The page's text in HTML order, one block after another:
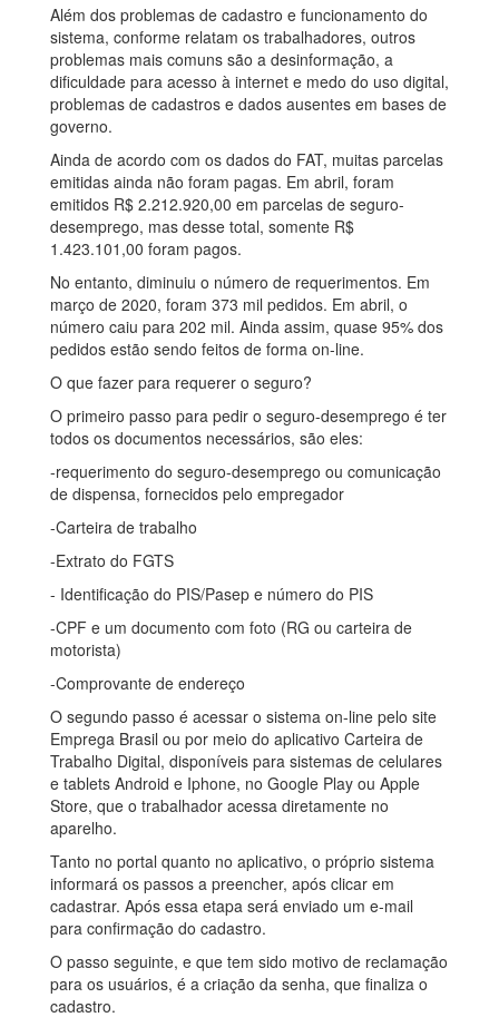
Além dos problemas de cadastro e funcionamento do
sistema, conforme relatam os trabalhadores, outros
problemas mais comuns são a desinformação, a
dificuldade para acesso à internet e medo do uso digital,
problemas de cadastros e dados ausentes em bases de
governo.
Ainda de acordo com os dados do FAT, muitas parcelas
emitidas ainda não foram pagas. Em abril, foram
emitidos R$ 2.212.920,00 em parcelas de seguro-
desemprego, mas desse total, somente R$
1.423.101,00 foram pagos.
No entanto, diminuiu o número de requerimentos. Em
março de 2020, foram 373 mil pedidos. Em abril, o
número caiu para 202 mil. Ainda assim, quase 95% dos
pedidos estão sendo feitos de forma on-line.
O que fazer para requerer o seguro?
O primeiro passo para pedir o seguro-desemprego é ter
todos os documentos necessários, são eles:
-requerimento do seguro-desemprego ou comunicação
de dispensa, fornecidos pelo empregador
-Carteira de trabalho
-Extrato do FGTS
- Identificação do PIS/Pasep e número do PIS
-CPF e um documento com foto (RG ou carteira de
motorista)
-Comprovante de endereço
O segundo passo é acessar o sistema on-line pelo site
Emprega Brasil ou por meio do aplicativo Carteira de
Trabalho Digital, disponíveis para sistemas de celulares
e tablets Android e Iphone, no Google Play ou Apple
Store, que o trabalhador acessa diretamente no
aparelho.
Tanto no portal quanto no aplicativo, o próprio sistema
informará os passos a preencher, após clicar em
cadastrar. Após essa etapa será enviado um e-mail
para confirmação do cadastro.
O passo seguinte, e que tem sido motivo de reclamação
para os usuários, é a criação da senha, que finaliza o
cadastro.